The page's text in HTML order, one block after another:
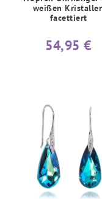
weißen
facettiert
54,95 €